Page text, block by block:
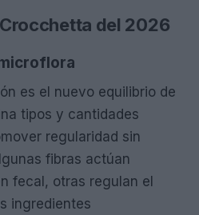
del 2026
es el nuevo equilibrio de
tipos y cantidades
regularidad sin
fibras actúan
fecal, otras regulan el
ingredientes